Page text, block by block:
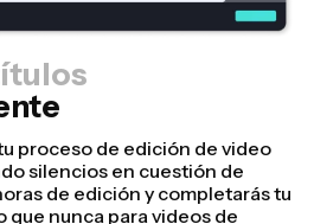
y hazlos ver más
función de Resize Canvas!